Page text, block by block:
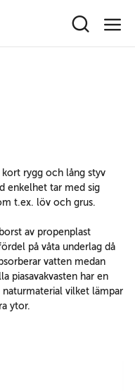
kort rygg och lång styv
enkelhet tar med sig
t.ex. löv och grus.
av propenplast
på våta underlag då
vatten medan
piasavakvasten har en
naturmaterial vilket lämpar
ytor.